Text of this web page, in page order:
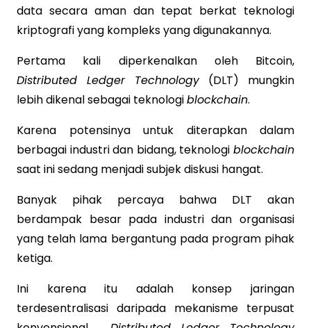
data secara aman dan tepat berkat teknologi
kriptografi yang kompleks yang digunakannya.
Pertama kali diperkenalkan oleh Bitcoin,
Distributed Ledger Technology(DLT) mungkin
lebih dikenal sebagai teknologiblockchain.
Karena potensinya untuk diterapkan dalam
berbagai industri dan bidang, teknologi blockchain
saat ini sedang menjadi subjek diskusi hangat.
Banyak pihak percaya bahwa DLT akan
berdampak besar pada industri dan organisasi
yang telah lama bergantung pada program pihak
ketiga.
Ini karena itu adalah konsep jaringan
terdesentralisasi daripada mekanisme terpusat